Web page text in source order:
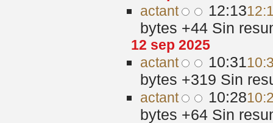
actant 12:13
bytes +44 Sin
12 sep 2025
actant 10:31
bytes +319 Sin
actant 10:28
bytes +64 Sin